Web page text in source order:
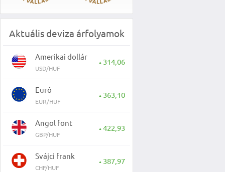
Aktuális deviza árfolyamok
Amerikai dollár
USD/HUF
▲ 314,06
Euró
EUR/HUF
▲ 363,10
Angol font
GBP/HUF
▲ 422,93
Svájci frank
CHF/HUF
▲ 387,97